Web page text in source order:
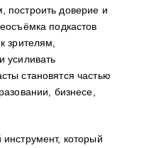
доверие и
подкастов
зрителям,
усиливать
становятся частью
бизнесе,
который